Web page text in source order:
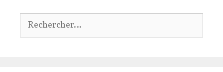
Rechercher :